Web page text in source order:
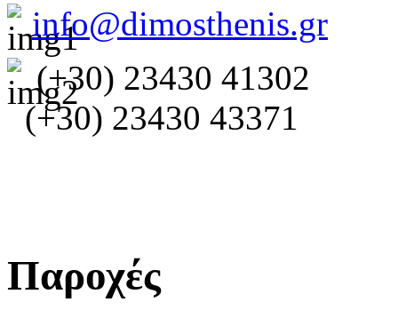
info@dimosthenis.gr
(+30) 23430 41302
(+30) 23430 43371
Παροχές